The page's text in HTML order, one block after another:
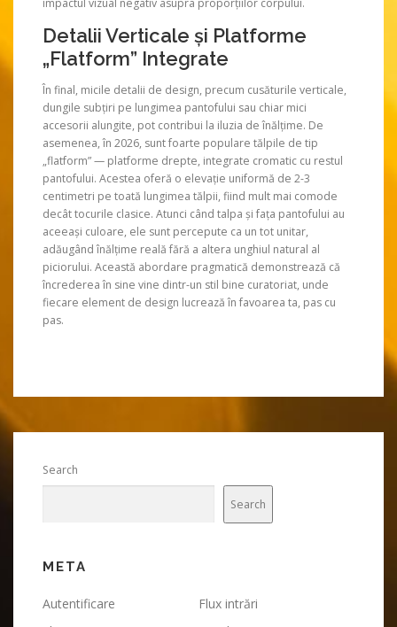
impactul vizual negativ asupra proporțiilor corpului.
Detalii Verticale și Platforme
„Flatform” Integrate
În final, micile detalii de design, precum cusăturile verticale,
dungile subțiri pe lungimea pantofului sau chiar mici
accesorii alungite, pot contribui la iluzia de înălțime. De
asemenea, în 2026, sunt foarte populare tălpile de tip
„flatform” — platforme drepte, integrate cromatic cu restul
pantofului. Acestea oferă o elevație uniformă de 2-3
centimetri pe toată lungimea tălpii, fiind mult mai comode
decât tocurile clasice. Atunci când talpa și fața pantofului au
aceeași culoare, ele sunt percepute ca un tot unitar,
adăugând înălțime reală fără a altera unghiul natural al
piciorului. Această abordare pragmatică demonstrează că
încrederea în sine vine dintr-un stil bine curatoriat, unde
fiecare element de design lucrează în favoarea ta, pas cu
pas.
Search
Search
META
Autentificare
Flux intrări